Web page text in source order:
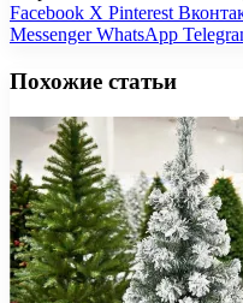
Facebook X Pinterest
Messenger WhatsApp
Похожие статьи